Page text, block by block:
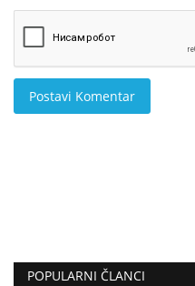
Postavi Komentar
POPULARNI ČLANCI